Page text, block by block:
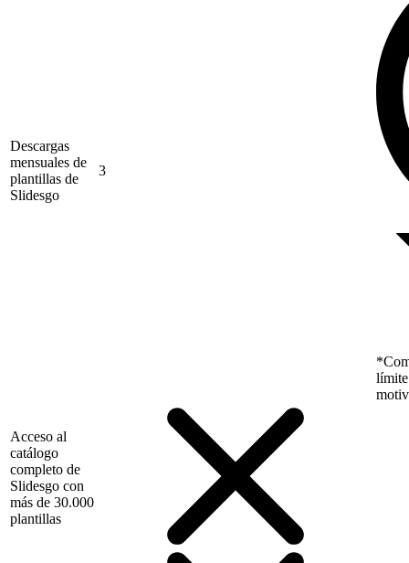
Descargas
mensuales de
plantillas de
Slidesgo
3
límite
Acceso al
catálogo
completo de
Slidesgo con
más de 30.000
plantillas